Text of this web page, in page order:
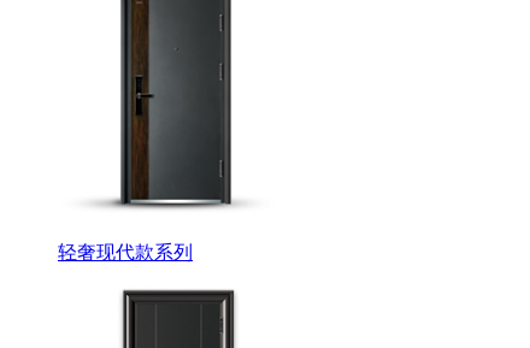
轻奢现代款系列